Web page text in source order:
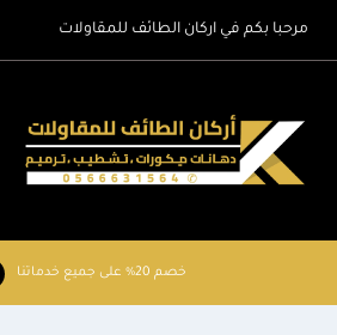
مرحبا بكم في اركان الطائف للمقاولات
خصم 20% على جميع خدماتنا